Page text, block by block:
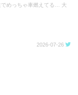
めっちゃ車燃えてる… 大
2026-07-26